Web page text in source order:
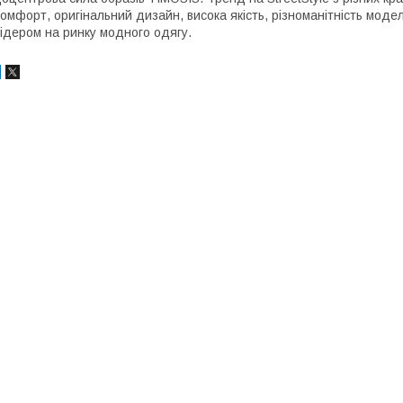
оригінальний дизайн, висока якість, різноманітність
на ринку модного одягу.